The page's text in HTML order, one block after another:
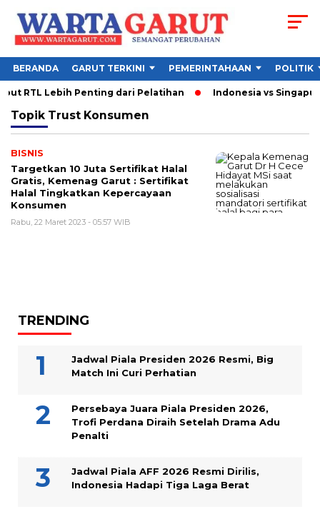
BERANDA GARUT TERKINI PEMERINTAHAAN POLITIK
RTL Lebih Penting dari Pelatihan Indonesia vs
Topik Trust Konsumen
BISNIS
Targetkan 10 Juta Sertifikat Halal
Gratis, Kemenag Garut : Sertifikat
Halal Tingkatkan Kepercayaan
Konsumen
Rabu, 22 Maret 2023 - 05:57 WIB
TRENDING
Jadwal Piala Presiden 2026 Resmi, Big
Match Ini Curi Perhatian
Persebaya Juara Piala Presiden 2026,
Trofi Perdana Diraih Setelah Drama Adu
Penalti
Jadwal Piala AFF 2026 Resmi Dirilis,
Indonesia Hadapi Tiga Laga Berat